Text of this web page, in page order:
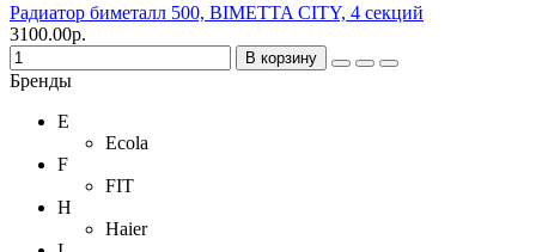
Радиатор биметалл 500, BIMETTA CITY, 4 секций
3100.00р.
В корзину
Бренды
E
Ecola
F
FIT
H
Haier